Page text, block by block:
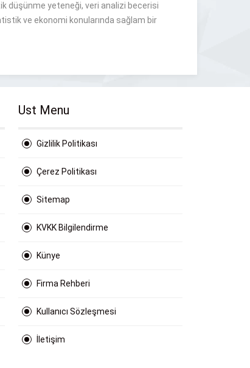
düşünme yeteneği, veri analizi becerisi
ve ekonomi konularında sağlam bir
Ust Menu
Gizlilik Politikası
Çerez Politikası
Sitemap
KVKK Bilgilendirme
Künye
Firma Rehberi
Kullanıcı Sözleşmesi
İletişim